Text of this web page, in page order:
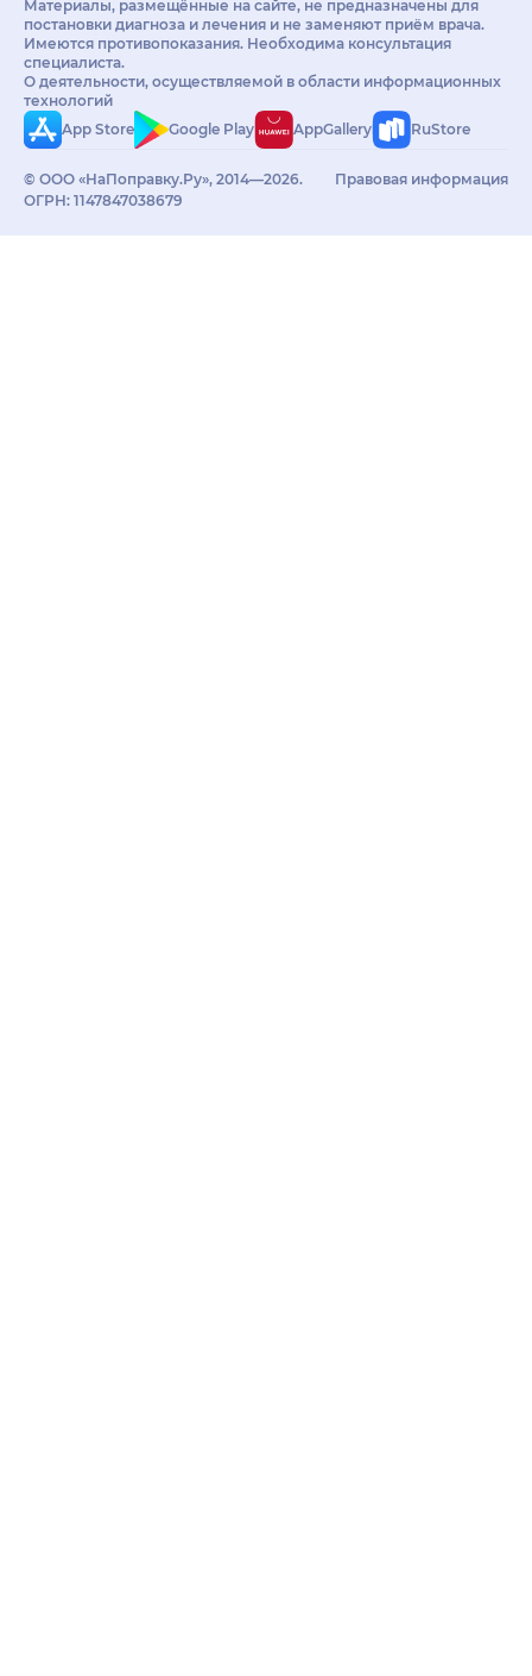
Материалы, размещённые на сайте, не предназначены для
постановки диагноза и лечения и не заменяют приём врача.
Имеются противопоказания. Необходима консультация
специалиста.
О деятельности, осуществляемой в области информационных
технологий
App Store
Google Play AppGallery RuStore
© ООО «НаПоправку.Ру», 2014—2026.
ОГРН: 1147847038679
Правовая информация